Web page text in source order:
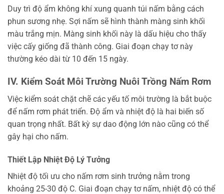
Duy trì độ ẩm không khí xung quanh túi nấm bằng cách
phun sương nhẹ. Sợi nấm sẽ hình thành màng sinh khối
màu trắng mịn. Màng sinh khối này là dấu hiệu cho thấy
việc cấy giống đã thành công. Giai đoạn chạy tơ này
thường kéo dài từ 10 đến 15 ngày.
IV. Kiểm Soát Môi Trường Nuôi Trồng Nấm Rơm
Việc kiểm soát chặt chẽ các yếu tố môi trường là bắt buộc
để nấm rơm phát triển. Độ ẩm và nhiệt độ là hai biến số
quan trọng nhất. Bất kỳ sự dao động lớn nào cũng có thể
gây hại cho nấm.
Thiết Lập Nhiệt Độ Lý Tưởng
Nhiệt độ tối ưu cho nấm rơm sinh trưởng nằm trong
khoảng 25-30 độ C. Giai đoạn chạy tơ nấm, nhiệt độ có thể